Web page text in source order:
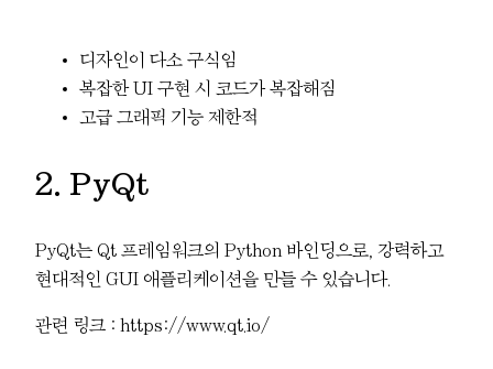
디자인이 다소 구식임
복잡한 UI 구현 시 코드가 복잡해짐
고급 그래픽 기능 제한적
2. PyQt
PyQt는 Qt 프레임워크의 Python 바인딩으로, 강력하고
현대적인 GUI 애플리케이션을 만들 수 있습니다.
관련 링크 : https://www.qt.io/